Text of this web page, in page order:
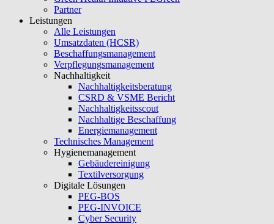
Partner
Leistungen
Alle Leistungen
Umsatzdaten (HCSR)
Beschaffungsmanagement
Verpflegungsmanagement
Nachhaltigkeit
Nachhaltigkeitsberatung
CSRD & VSME Bericht
Nachhaltigkeitsscout
Nachhaltige Beschaffung
Energiemanagement
Technisches Management
Hygienemanagement
Gebäudereinigung
Textilversorgung
Digitale Lösungen
PEG-BOS
PEG-INVOICE
Cyber Security